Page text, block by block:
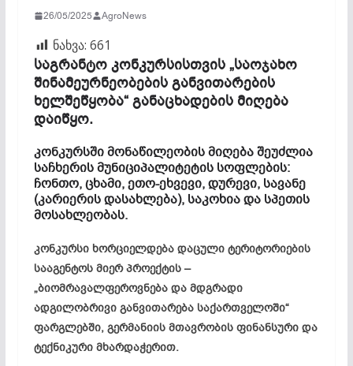
26/05/2025 AgroNews
ნახვა: 661
საგრანტო კონკურსისთვის „საოჯახო
შინამეურნეობების განვითარების
ხელშეწყობა“ განაცხადების მიღება
დაიწყო.
კონკურსში მონაწილეობის მიღება შეუძლია
საჩხერის მუნიციპალიტეტის სოფლების:
ჩონთო, ცხამი, ეთო-ეხვევი, დურევი, სავანე
(კარიერის დასახლება), საკოხია და სპეთის
მოსახლეობას.
კონკურსი ხორციელდება დაცული ტერიტორიების
სააგენტოს მიერ პროექტის –
„ბიომრავალფეროვნება და მდგრადი
ადგილობრივი განვითარება საქართველოში“
ფარგლებში, გერმანიის მთავრობის ფინანსური და
ტექნიკური მხარდაჭერით.